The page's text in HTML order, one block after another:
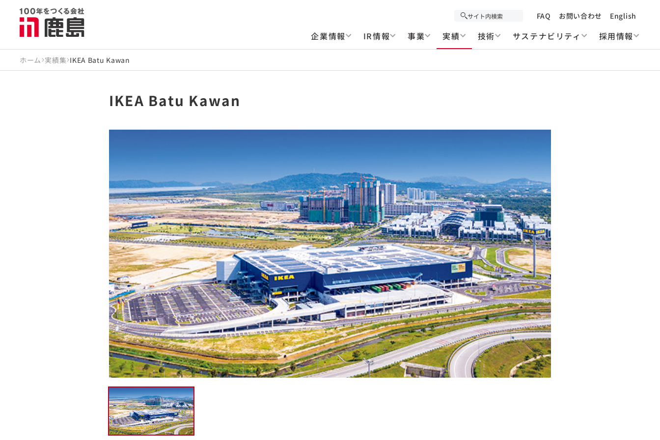
FAQ お問い合わせ English
企業情報 IR情報 事業 実績 技術 サステナビリティ 採用情報
ホーム 実績集 IKEA Batu Kawan
IKEA Batu Kawan